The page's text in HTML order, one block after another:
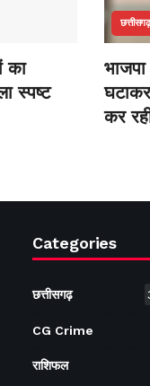
का
स्पष्ट
छत्तीसगढ़
कर
Categories
छत्तीसगढ़
CG Crime
राशिफल